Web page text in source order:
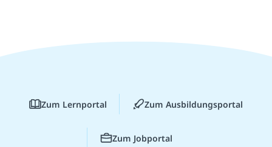
Zum Lernportal Zum Ausbildungsportal
Zum Jobportal